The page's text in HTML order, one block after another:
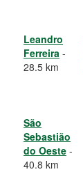
Leandro
Ferreira -
28.5 km
São
Sebastião
do Oeste -
40.8 km